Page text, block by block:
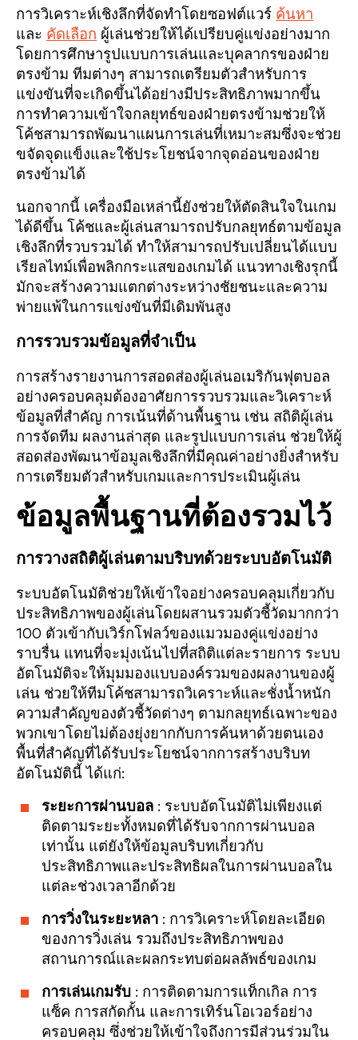
การวิเคราะห์เชิงลึกที่จัดทำโดยซอฟต์แวร์ ค้นหา
และ คัดเลือก ผู้เล่นช่วยให้ได้เปรียบคู่แข่งอย่างมาก
โดยการศึกษารูปแบบการเล่นและบุคลากรของฝ่าย
ตรงข้าม ทีมต่างๆ สามารถเตรียมตัวสำหรับการ
แข่งขันที่จะเกิดขึ้นได้อย่างมีประสิทธิภาพมากขึ้น
การทำความเข้าใจกลยุทธ์ของฝ่ายตรงข้ามช่วยให้
โค้ชสามารถพัฒนาแผนการเล่นที่เหมาะสมซึ่งจะช่วย
ขจัดจุดแข็งและใช้ประโยชน์จากจุดอ่อนของฝ่าย
ตรงข้ามได้
นอกจากนี้ เครื่องมือเหล่านี้ยังช่วยให้ตัดสินใจในเกม
ได้ดีขึ้น โค้ชและผู้เล่นสามารถปรับกลยุทธ์ตามข้อมูล
เชิงลึกที่รวบรวมได้ ทำให้สามารถปรับเปลี่ยนได้แบบ
เรียลไทม์เพื่อพลิกกระแสของเกมได้ แนวทางเชิงรุกนี้
มักจะสร้างความแตกต่างระหว่างชัยชนะและความ
พ่ายแพ้ในการแข่งขันที่มีเดิมพันสูง
การรวบรวมข้อมูลที่จำเป็น
การสร้างรายงานการสอดส่องผู้เล่นอเมริกันฟุตบอล
อย่างครอบคลุมต้องอาศัยการรวบรวมและวิเคราะห์
ข้อมูลที่สำคัญ การเน้นที่ด้านพื้นฐาน เช่น สถิติผู้เล่น
การจัดทีม ผลงานล่าสุด และรูปแบบการเล่น ช่วยให้ผู้
สอดส่องพัฒนาข้อมูลเชิงลึกที่มีคุณค่าอย่างยิ่งสำหรับ
การเตรียมตัวสำหรับเกมและการประเมินผู้เล่น
ข้อมูลพื้นฐานที่ต้องรวมไว้
การวางสถิติผู้เล่นตามบริบทด้วยระบบอัตโนมัติ
ระบบอัตโนมัติช่วยให้เข้าใจอย่างครอบคลุมเกี่ยวกับ
ประสิทธิภาพของผู้เล่นโดยผสานรวมตัวชี้วัดมากกว่า
100 ตัวเข้ากับเวิร์กโฟลว์ของแมวมองคู่แข่งอย่าง
ราบรื่น แทนที่จะมุ่งเน้นไปที่สถิติแต่ละรายการ ระบบ
อัตโนมัติจะให้มุมมองแบบองค์รวมของผลงานของผู้
เล่น ช่วยให้ทีมโค้ชสามารถวิเคราะห์และชั่งน้ำหนัก
ความสำคัญของตัวชี้วัดต่างๆ ตามกลยุทธ์เฉพาะของ
พวกเขาโดยไม่ต้องยุ่งยากกับการค้นหาด้วยตนเอง
พื้นที่สำคัญที่ได้รับประโยชน์จากการสร้างบริบท
อัตโนมัตินี้ ได้แก่:
ระยะการผ่านบอล : ระบบอัตโนมัติไม่เพียงแต่
ติดตามระยะทั้งหมดที่ได้รับจากการผ่านบอล
เท่านั้น แต่ยังให้ข้อมูลบริบทเกี่ยวกับ
ประสิทธิภาพและประสิทธิผลในการผ่านบอลใน
แต่ละช่วงเวลาอีกด้วย
การวิ่งในระยะหลา : การวิเคราะห์โดยละเอียด
ของการวิ่งเล่น รวมถึงประสิทธิภาพของ
สถานการณ์และผลกระทบต่อผลลัพธ์ของเกม
การเล่นเกมรับ : การติดตามการแท็กเกิล การ
แซ็ค การสกัดกั้น และการเทิร์นโอเวอร์อย่าง
ครอบคลุม ซึ่งช่วยให้เข้าใจถึงการมีส่วนร่วมใน